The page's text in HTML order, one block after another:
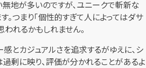
地が多いのですが、ユニークで斬新な
。つまり「個性的すぎて人によってはダサ
われるかもしれません。
感とカジュアルさを追求するがゆえに、シ
剰に映り、評価が分かれることがあるよ